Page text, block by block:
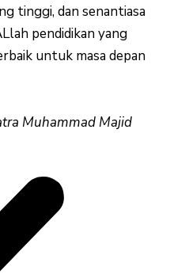
tinggi, dan senantiasa
pendidikan yang
untuk masa depan
Muhammad Majid